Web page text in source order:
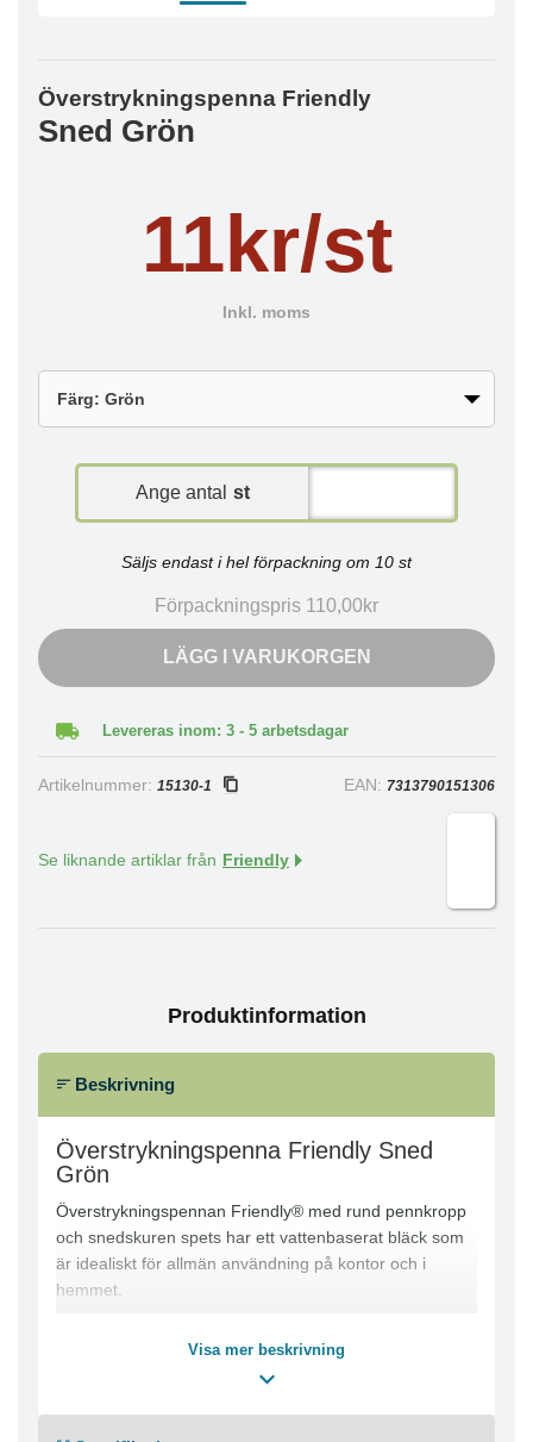
Överstrykningspenna Friendly
Sned Grön
11kr/st
Inkl. moms
Ange antal st
Säljs endast i hel förpackning om 10 st
Förpackningspris 110,00kr
LÄGG I VARUKORGEN
Levereras inom: 3 - 5 arbetsdagar
Artikelnummer: 15130-1 EAN: 7313790151306
Se liknande artiklar från Friendly
Produktinformation
Beskrivning
Överstrykningspenna Friendly Sned
Grön
Överstrykningspennan Friendly® med rund pennkropp
och snedskuren spets har ett vattenbaserat bläck som
är idealiskt för allmän användning på kontor och i
hemmet.
Överstrykningspennan Friendly® med rund pennkropp
vattenbaserade bläcket är ett riskfritt val för
Visa mer beskrivning